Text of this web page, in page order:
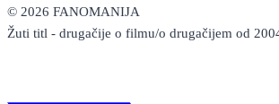
redatelja
Ryusuke
© 2026 FANOMANIJA
Žuti titl - drugačije o filmu/o drugačijem od